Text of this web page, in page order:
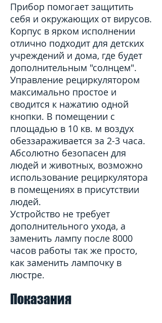
Прибор помогает защитить
себя и окружающих от вирусов.
Корпус в ярком исполнении
отлично подходит для детских
учреждений и дома, где будет
дополнительным "солнцем".
Управление рециркулятором
максимально простое и
сводится к нажатию одной
кнопки. В помещении с
площадью в 10 кв. м воздух
обеззараживается за 2-3 часа.
Абсолютно безопасен для
людей и животных, возможно
использование рециркулятора
в помещениях в присутствии
людей.
Устройство не требует
дополнительного ухода, а
заменить лампу после 8000
часов работы так же просто,
как заменить лампочку в
люстре.
Показания